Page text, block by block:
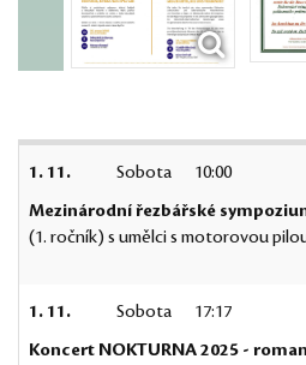
1. 11. Sobota
10:00
Mezinárodní řezbářské
(1. ročník) s umělci s motorovou
1. 11. Sobota
17:17
Koncert NOKTURNA 2025 -